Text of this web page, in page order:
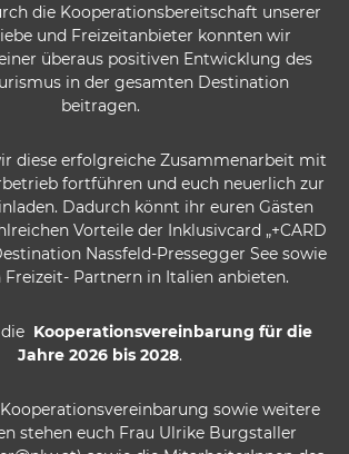
die Kooperationsbereitschaft unserer
und Freizeitanbieter konnten wir
überaus positiven Entwicklung des
in der gesamten Destination
beitragen.
diese erfolgreiche Zusammenarbeit mit
fortführen und euch neuerlich zur
Dadurch könnt ihr euren Gästen
Vorteile der Inklusivcard „+CARD
Nassfeld-Pressegger See sowie
Freizeit- Partnern in Italien anbieten.
Kooperationsvereinbarung für die
Jahre 2026 bis 2028.
sowie weitere
stehen euch Frau Ulrike Burgstaller